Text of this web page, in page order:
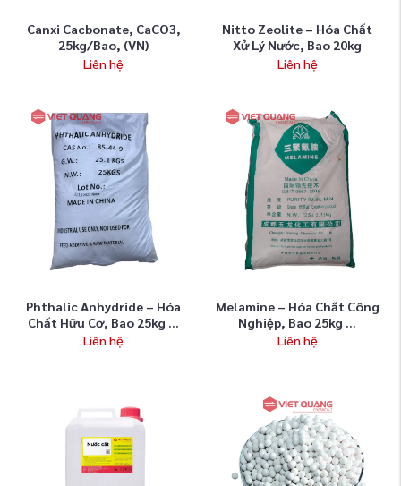
Canxi Cacbonate, CaCO3,
25kg/bao, (VN)
Liên hệ
Nitto Zeolite – Hóa Chất
Xử Lý Nước, Bao 20kg
Liên hệ
Phthalic Anhydride – Hóa
Chất Hữu Cơ, Bao 25kg ...
Liên hệ
Melamine – Hóa Chất Công
Nghiệp, Bao 25kg ...
Liên hệ